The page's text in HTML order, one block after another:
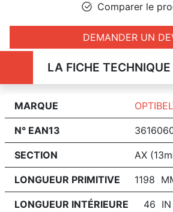
Comparer le
DEMANDER UN
LA FICHE TECHNIQUE
MARQUE
N° EAN13
SECTION AX
LONGUEUR PRIMITIVE 1198
LONGUEUR INTÉRIEURE
46 IN